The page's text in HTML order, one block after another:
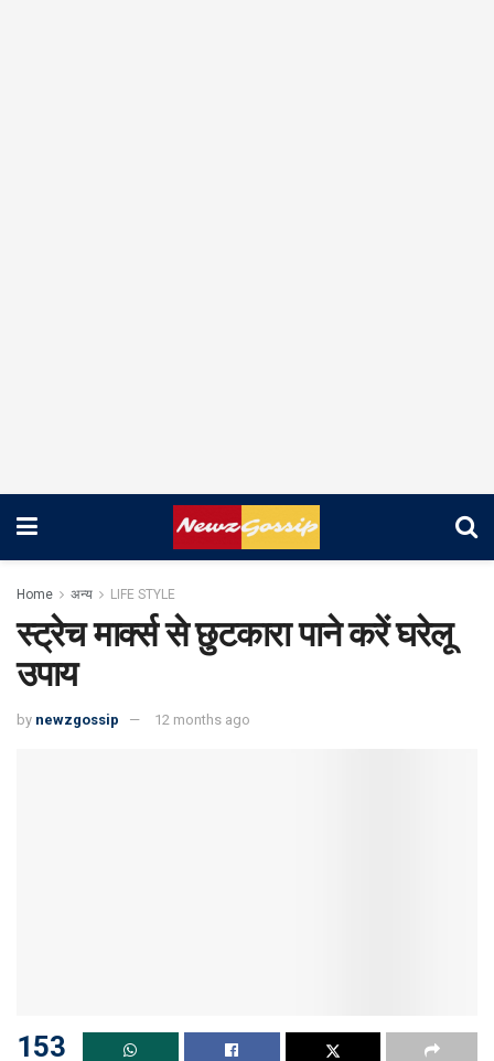
Home अन्य LIFE STYLE
स्ट्रेच मार्क्स से छुटकारा पाने करें घरेलू
उपाय
by newzgossip 12 months ago
153